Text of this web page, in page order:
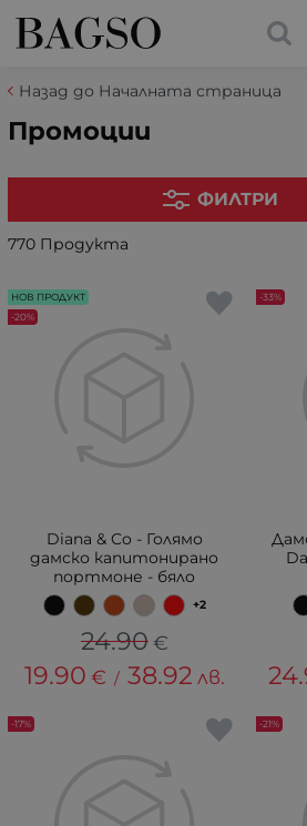
Назад до Началната страница
Промоции
ФИЛТРИ
770 Продукта
Diana & Co - Голямо
дамско капитонирано
портмоне - бяло
+2
24.90 €
19.90 € / 38.92 лв.
НОВ ПРОДУКТ
-20%
-33%
-17% -21%